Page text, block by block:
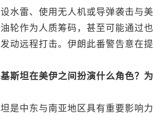
水雷、使用无人机或导弹袭击与
轮作为人质筹码，甚至可能通过
动远程打击。伊朗此番警告意在
斯坦在美伊之间扮演什么角色？
是中东与南亚地区具有重要影响